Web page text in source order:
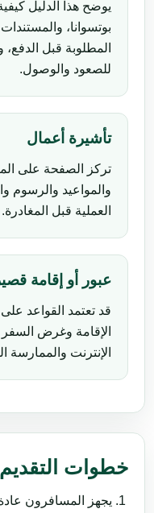
يوضح هذا الدليل
بوتسوانا،
المطلوبة قبل الدفع،
للصعود والوصول.
تأشيرة أعمال
تركز الصفحة على
والمواعيد والرسوم
العملية قبل المغادرة.
عبور أو إقامة
قد تعتمد القواعد
الإقامة وغرض السفر
الإنترنت والممارسة
خطوات التقديم
يجهز المسافرون